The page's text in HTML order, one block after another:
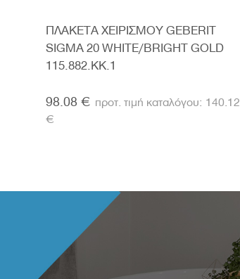
ΠΛΑΚΕΤΑ ΧΕΙΡΙΣΜΟΥ GEBERIT
SIGMA 20 WHITE/BRIGHT GOLD
115.882.KK.1
98.08 €
140.12
€